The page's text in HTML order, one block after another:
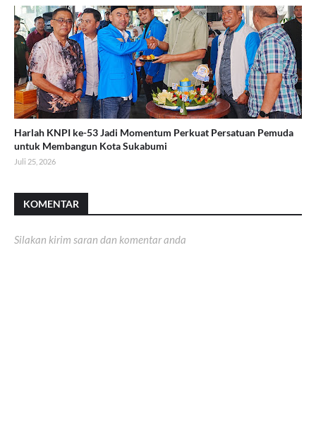
Harlah KNPI ke-53 Jadi Momentum Perkuat Persatuan Pemuda
untuk Membangun Kota Sukabumi
Juli 25, 2026
KOMENTAR
Silakan kirim saran dan komentar anda